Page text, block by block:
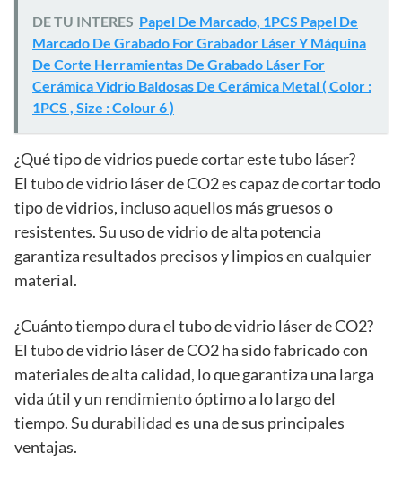
DE TU INTERES Papel De Marcado, 1PCS Papel De
Marcado De Grabado For Grabador Láser Y Máquina
De Corte Herramientas De Grabado Láser For
Cerámica Vidrio Baldosas De Cerámica Metal ( Color :
1PCS , Size : Colour 6 )
¿Qué tipo de vidrios puede cortar este tubo láser?
El tubo de vidrio láser de CO2 es capaz de cortar todo
tipo de vidrios, incluso aquellos más gruesos o
resistentes. Su uso de vidrio de alta potencia
garantiza resultados precisos y limpios en cualquier
material.
¿Cuánto tiempo dura el tubo de vidrio láser de CO2?
El tubo de vidrio láser de CO2 ha sido fabricado con
materiales de alta calidad, lo que garantiza una larga
vida útil y un rendimiento óptimo a lo largo del
tiempo. Su durabilidad es una de sus principales
ventajas.